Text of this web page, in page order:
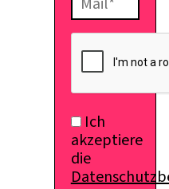
Ich
akzeptiere
die